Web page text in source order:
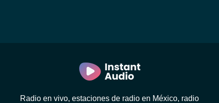
Radio en vivo, estaciones de radio en México, radio